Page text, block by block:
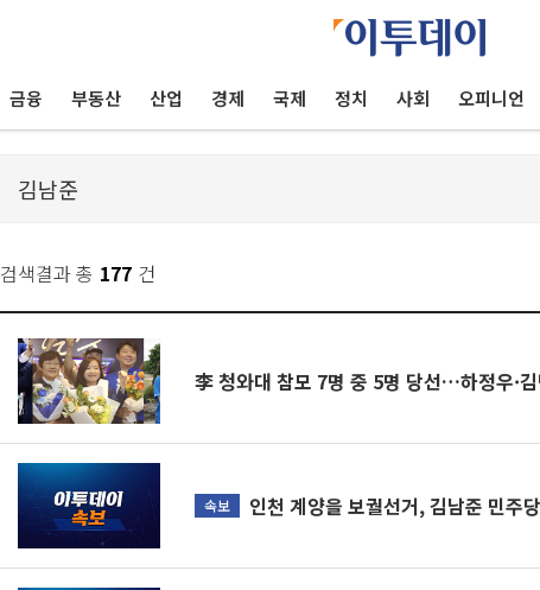
금융 부동산 산업 경제 국제 정치 사회 오피니언
검색결과 총 177 건
李 청와대 참모 7명 중 5명 당선…하정우·
속보 인천 계양을 보궐선거, 김남준 민주